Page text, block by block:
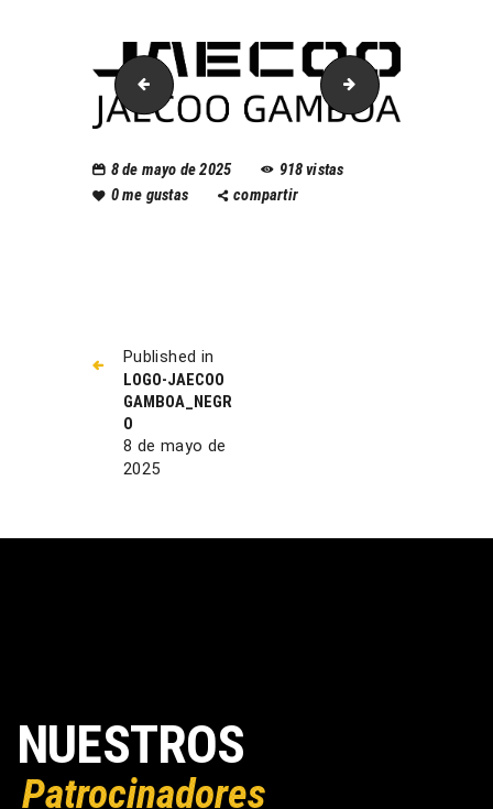
B_V_RUNNING LOGO-JAECOO
8 de mayo de 2025 918vistas
0me gustas compartir
Published in
LOGO-JAECOO
GAMBOA_NEGR
O
8 de mayo de
2025
NUESTROS
Patrocinadores